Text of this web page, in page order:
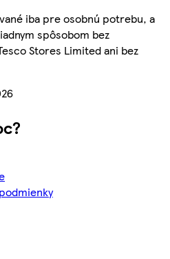
iba pre osobnú potrebu, a
spôsobom bez
Stores Limited ani bez